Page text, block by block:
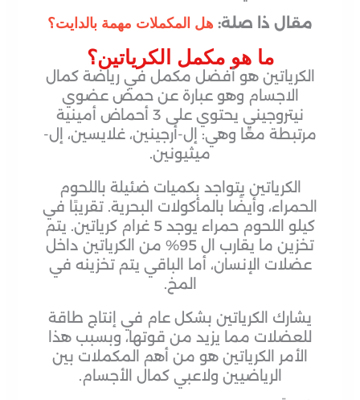
مقال ذا صلة: هل المكملات مهمة بالدايت؟
ما هو مكمل الكرياتين؟
الكرياتين هو أفضل مكمل في رياضة كمال
الاجسام وهو عبارة عن حمض عضوي
نيتروجيني يحتوي على 3 أحماض أمينية
مرتبطة معًا وهي: إل-أرجينين، غلايسين، إل-
ميثيونين.
الكرياتين يتواجد بكميات ضئيلة باللحوم
الحمراء، وأيضًا بالمأكولات البحرية. تقريبًا في
كيلو اللحوم حمراء يوجد 5 غرام كرياتين. يتم
تخزين ما يقارب ال 95% من الكرياتين داخل
عضلات الإنسان، أما الباقي يتم تخزينه في
المخ.
يشارك الكرياتين بشكل عام في إنتاج طاقة
للعضلات مما يزيد من قوتها، وبسبب هذا
الأمر الكرياتين هو من أهم المكملات بين
الرياضيين ولاعبي كمال الأجسام.